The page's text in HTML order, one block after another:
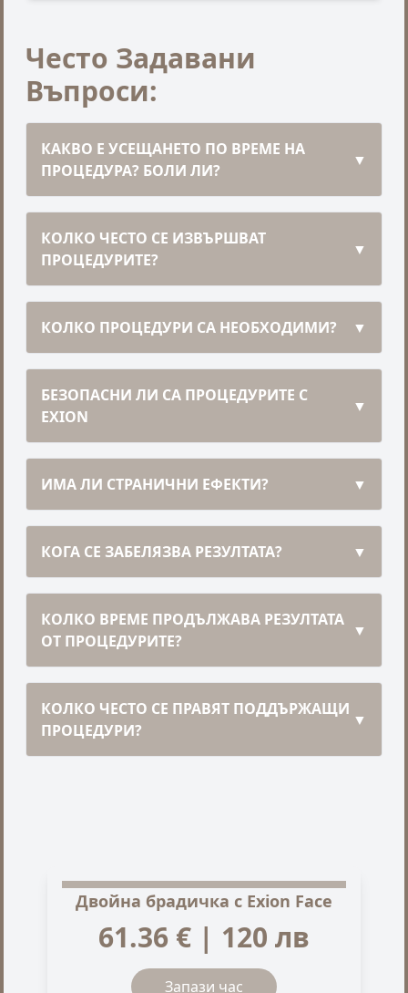
Често Задавани
Въпроси:
КАКВО Е УСЕЩАНЕТО ПО ВРЕМЕ НА
ПРОЦЕДУРА? БОЛИ ЛИ?
▼
КОЛКО ЧЕСТО СЕ ИЗВЪРШВАТ
ПРОЦЕДУРИТЕ?
▼
КОЛКО ПРОЦЕДУРИ СА НЕОБХОДИМИ? ▼
БЕЗОПАСНИ ЛИ СА ПРОЦЕДУРИТЕ С
EXION
▼
ИМА ЛИ СТРАНИЧНИ ЕФЕКТИ? ▼
КОГА СЕ ЗАБЕЛЯЗВА РЕЗУЛТАТА? ▼
КОЛКО ВРЕМЕ ПРОДЪЛЖАВА РЕЗУЛТАТА
ОТ ПРОЦЕДУРИТЕ?
▼
КОЛКО ЧЕСТО СЕ ПРАВЯТ ПОДДЪРЖАЩИ
ПРОЦЕДУРИ?
▼
Двойна брадичка с Exion Face
61.36 € | 120 лв
Запази час